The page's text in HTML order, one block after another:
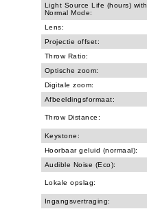
Light Source Life (hours) with
Normal Mode:
Lens:
Projectie offset:
Throw Ratio:
Optische zoom:
Digitale zoom:
Afbeeldingsformaat:
Throw Distance:
Keystone:
Hoorbaar geluid (normaal):
Audible Noise (Eco):
Lokale opslag:
Ingangsvertraging: